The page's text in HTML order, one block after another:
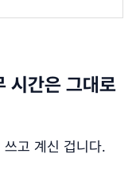
시간은 그대로
고 계신 겁니다.